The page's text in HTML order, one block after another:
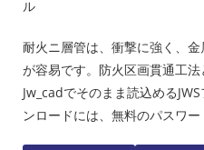
ル
耐火ニ層管は、衝撃に強く、
が容易です。防火区画貫通工法
Jw_cadでそのまま読込める
ンロードには、無料のパスワー